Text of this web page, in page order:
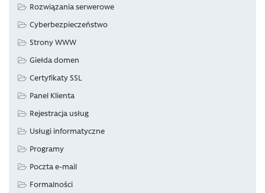
Rozwiązania serwerowe
Cyberbezpieczeństwo
Strony WWW
Giełda domen
Certyfikaty SSL
Panel Klienta
Rejestracja usług
Usługi informatyczne
Programy
Poczta e-mail
Formalności